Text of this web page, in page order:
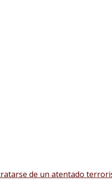
de un atentado